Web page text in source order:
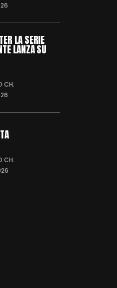
LA SERIE
LANZA SU
CH.
CH.